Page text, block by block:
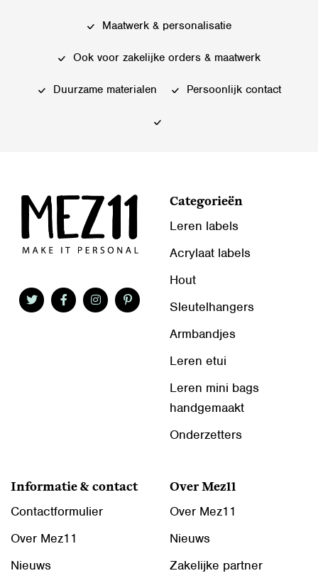
worden
optie
kan
worden
Maatwerk & personalisatie
Ook voor zakelijke orders & maatwerk
Duurzame materialen Persoonlijk contact
Categorieën
Leren labels
Acrylaat labels
Hout
Sleutelhangers
Armbandjes
Leren etui
Leren mini bags
handgemaakt
Onderzetters
Informatie & contact
Contactformulier
Over Mez11
Nieuws
Over Mez11
Over Mez11
Nieuws
Zakelijke partner